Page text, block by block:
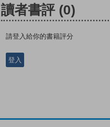
讀者書評 (0)
請登入給你的書籍評分
登入